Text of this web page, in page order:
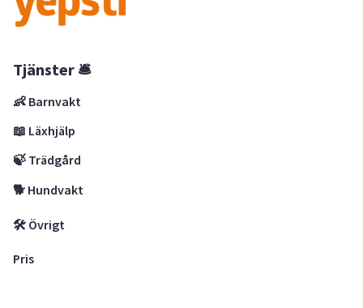
Tjänster 🛎
👶 Barnvakt
📖 Läxhjälp
🍃 Trädgård
🐕 Hundvakt
🛠 Övrigt
Pris